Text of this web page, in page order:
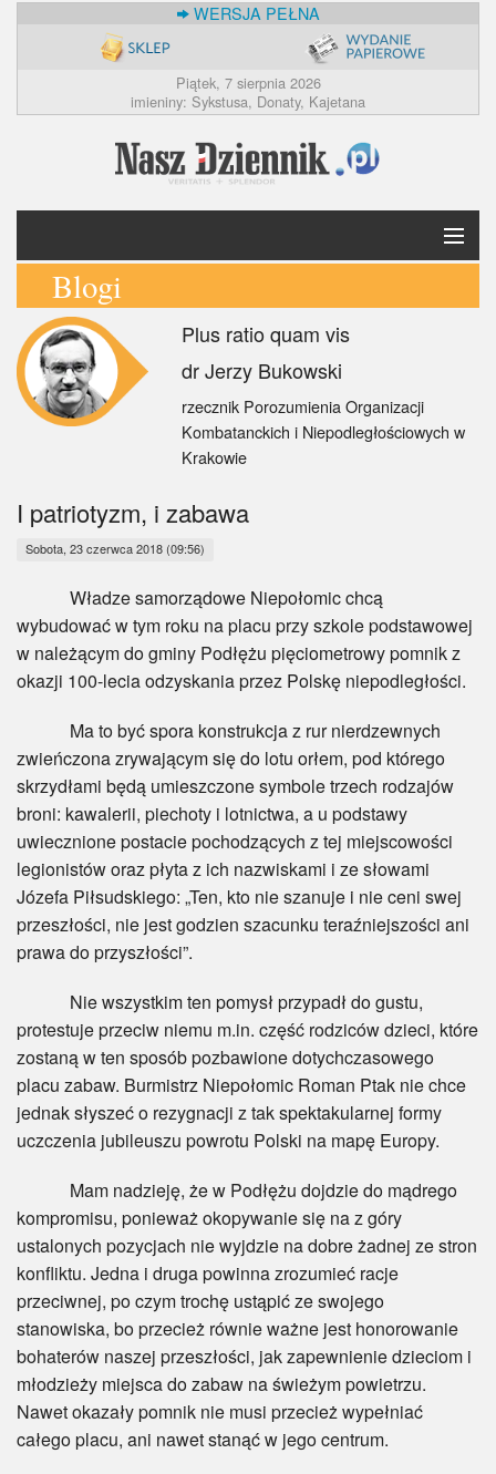
WERSJA PEŁNA
Piątek, 7 sierpnia 2026
imieniny: Sykstusa, Donaty, Kajetana
Krótko
Polska
Świat
Myśl
Wiara
BlogAiD
Zaproszenia
Blogi
Plus ratio quam vis
dr Jerzy Bukowski
rzecznik Porozumienia Organizacji
Kombatanckich i Niepodległościowych w
Krakowie
I patriotyzm, i zabawa
Sobota, 23 czerwca 2018 (09:56)
Władze samorządowe Niepołomic chcą
wybudować w tym roku na placu przy szkole podstawowej
w należącym do gminy Podłężu pięciometrowy pomnik z
okazji 100-lecia odzyskania przez Polskę niepodległości.
Ma to być spora konstrukcja z rur nierdzewnych
zwieńczona zrywającym się do lotu orłem, pod którego
skrzydłami będą umieszczone symbole trzech rodzajów
broni: kawalerii, piechoty i lotnictwa, a u podstawy
uwiecznione postacie pochodzących z tej miejscowości
legionistów oraz płyta z ich nazwiskami i ze słowami
Józefa Piłsudskiego: „Ten, kto nie szanuje i nie ceni swej
przeszłości, nie jest godzien szacunku teraźniejszości ani
prawa do przyszłości”.
Nie wszystkim ten pomysł przypadł do gustu,
protestuje przeciw niemu m.in. część rodziców dzieci, które
zostaną w ten sposób pozbawione dotychczasowego
placu zabaw. Burmistrz Niepołomic Roman Ptak nie chce
jednak słyszeć o rezygnacji z tak spektakularnej formy
uczczenia jubileuszu powrotu Polski na mapę Europy.
Mam nadzieję, że w Podłężu dojdzie do mądrego
kompromisu, ponieważ okopywanie się na z góry
ustalonych pozycjach nie wyjdzie na dobre żadnej ze stron
konfliktu. Jedna i druga powinna zrozumieć racje
przeciwnej, po czym trochę ustąpić ze swojego
stanowiska, bo przecież równie ważne jest honorowanie
bohaterów naszej przeszłości, jak zapewnienie dzieciom i
młodzieży miejsca do zabaw na świeżym powietrzu.
Nawet okazały pomnik nie musi przecież wypełniać
całego placu, ani nawet stanąć w jego centrum.